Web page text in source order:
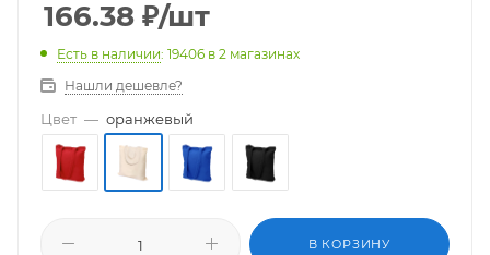
166.38 ₽/шт
Есть в наличии: 19406 в 2 магазинах
Нашли дешевле?
Цвет — оранжевый
В КОРЗИНУ